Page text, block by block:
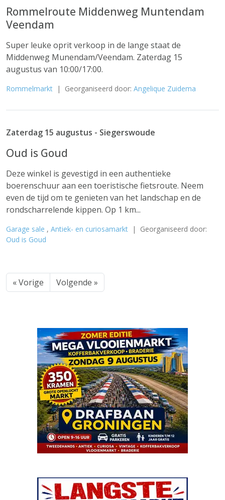
Rommelroute Middenweg Muntendam
Veendam
Super leuke oprit verkoop in de lange staat de
Middenweg Munendam/Veendam. Zaterdag 15
augustus van 10:00/17:00.
Rommelmarkt | Georganiseerd door: Angelique Zuidema
Zaterdag 15 augustus - Siegerswoude
Oud is Goud
Deze winkel is gevestigd in een authentieke
boerenschuur aan een toeristische fietsroute. Neem
even de tijd om te genieten van het landschap en de
rondscharrelende kippen. Op 1 km...
Garage sale , Antiek- en curiosamarkt | Georganiseerd door:
Oud is Goud
« Vorige Volgende »